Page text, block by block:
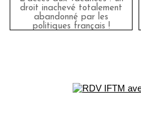
droit inachevé totalement
abandonné par les
politiques français !